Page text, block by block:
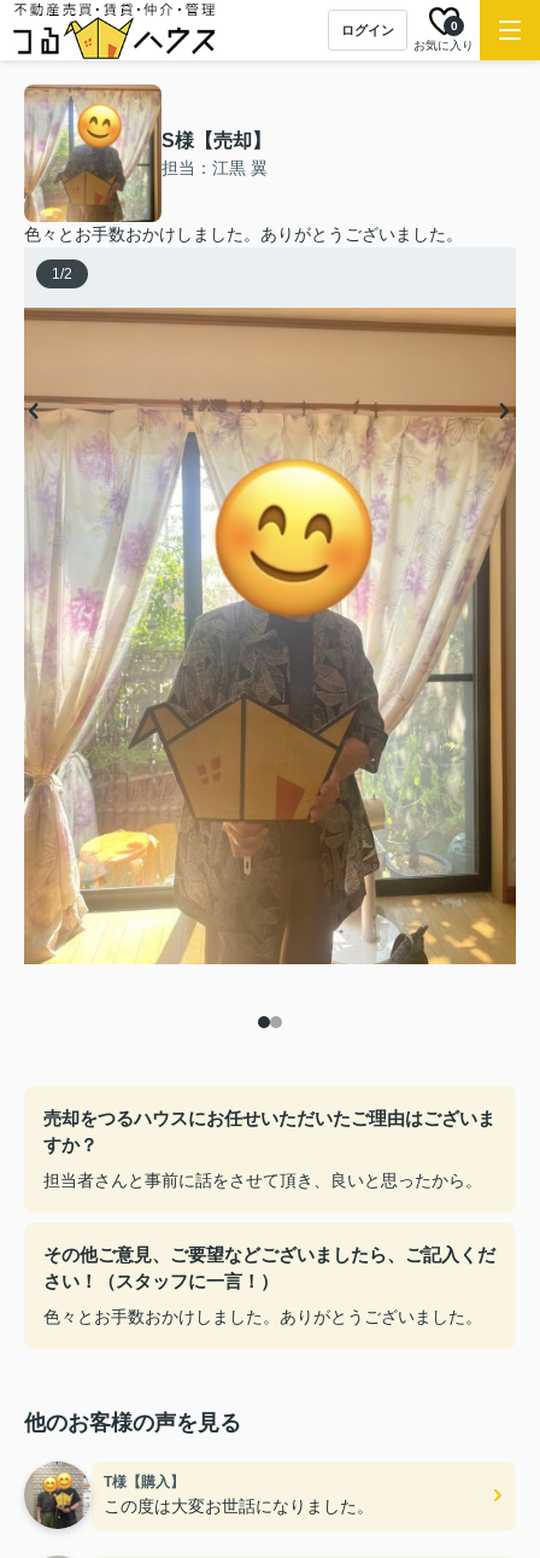
ログイン
お気に入り
0
S様【売却】
担当：江黒 翼
色々とお手数おかけしました。ありがとうございました。
1/2
売却をつるハウスにお任せいただいたご理由はございま
すか？
担当者さんと事前に話をさせて頂き、良いと思ったから。
その他ご意見、ご要望などございましたら、ご記入くだ
さい！（スタッフに一言！）
色々とお手数おかけしました。ありがとうございました。
他のお客様の声を見る
T様【購入】
この度は大変お世話になりました。